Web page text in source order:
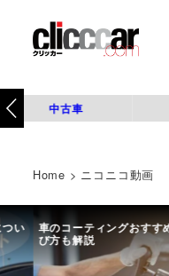
中古車
Home > ニコニコ動画
い 車のコーティングおすす
び方も解説